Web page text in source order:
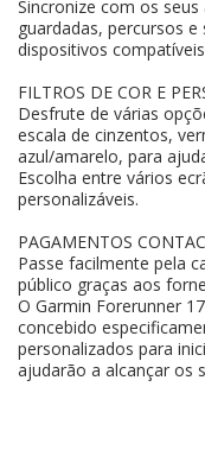
Sincronize com os
guardadas, percursos
dispositivos
FILTROS DE COR E
Desfrute de várias
escala de cinzentos,
azul/amarelo, para
Escolha entre vários
personalizáveis.
PAGAMENTOS
Passe facilmente pela
público graças aos
O Garmin Forerunner
concebido
personalizados para
ajudarão a alcançar os